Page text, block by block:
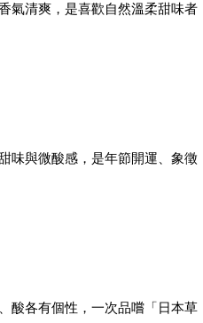
氣清爽，是喜歡自然溫柔甜味者
味與微酸感，是年節開運、象徵
酸各有個性，一次品嚐「日本草